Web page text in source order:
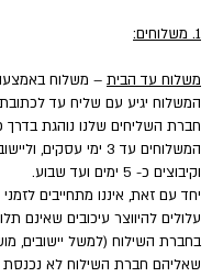
1. משלוחים:
משלוח עד הבית – משלוח
המשלוח יגיע עם שליח עד
חברת השליחים שלנו נוהגת
המשלוחים עד 3 ימי עסקים,
וקיבוצים כ- 5 ימים ועד שבוע.
יחד עם זאת, איננו מתחייבים
עלולים להיווצר עיכובים שאינם
בחברת השילוח (למשל יישובים,
שאליהם חברת השילוח לא נכנסת